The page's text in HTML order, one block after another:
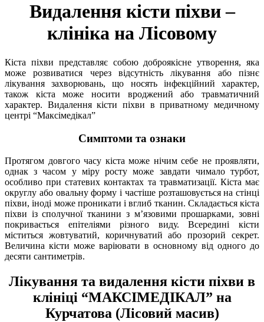
Видалення кісти піхви –
клініка на Лісовому
Кіста піхви представляє собою доброякісне утворення, яка
може розвиватися через відсутність лікування або пізнє
лікування захворювань, що носять інфекційний характер,
також кіста може носити вроджений або травматичний
характер. Видалення кісти піхви в приватному медичному
центрі “Максімедікал”
Симптоми та ознаки
Протягом довгого часу кіста може нічим себе не проявляти,
однак з часом у міру росту може завдати чимало турбот,
особливо при статевих контактах та травматизації. Кіста має
округлу або овальну форму і частіше розташовується на стінці
піхви, іноді може проникати і вглиб тканин. Складається кіста
піхви із сполучної тканини з м’язовими прошарками, зовні
покривається епітеліями різного виду. Всередині кісти
міститься жовтуватий, коричнуватий або прозорий секрет.
Величина кісти може варіювати в основному від одного до
десяти сантиметрів.
Лікування та видалення кісти піхви в
клініці “МАКСІМЕДІКАЛ” на
Курчатова (Лісовий масив)